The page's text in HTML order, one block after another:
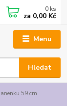
Menu
Hledat
0 ks
za 0,00 Kč
59 cm